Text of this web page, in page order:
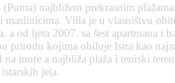
najbližem prekrasnim
Villa je u vlasništvu
od ljeta 2007. sa šest apartmana
prirodu kojima obiluje Istra kao
more a najbliža plaža i teniski
jela.